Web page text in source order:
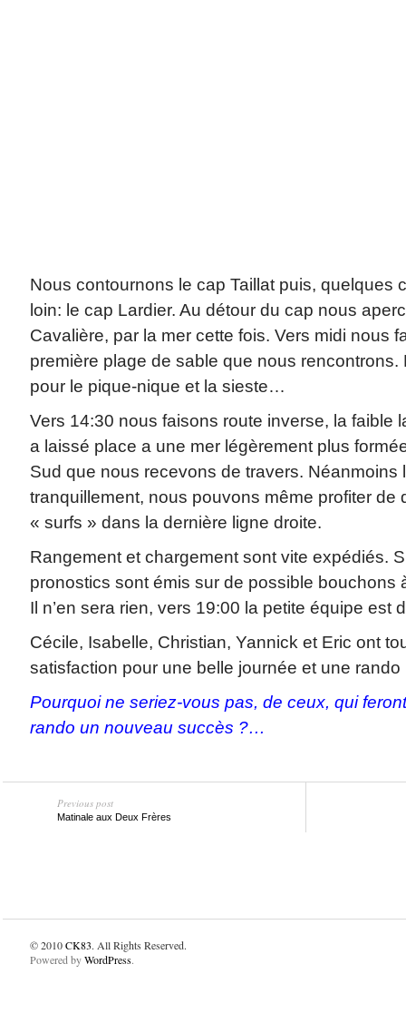
Nous contournons le cap Taillat puis, quelques
loin: le cap Lardier. Au détour du cap nous
Cavalière, par la mer cette fois. Vers midi nous
première plage de sable que nous rencontrons.
pour le pique-nique et la sieste…
Vers 14:30 nous faisons route inverse, la faible
a laissé place a une mer légèrement plus
Sud que nous recevons de travers. Néanmoins
tranquillement, nous pouvons même profiter de
« surfs » dans la dernière ligne droite.
Rangement et chargement sont vite expédiés.
pronostics sont émis sur de possible bouchons
Il n’en sera rien, vers 19:00 la petite équipe est
Cécile, Isabelle, Christian, Yannick et Eric ont
satisfaction pour une belle journée et une rando
Pourquoi ne seriez-vous pas, de ceux, qui
rando un nouveau succès ?…
Previous post
Matinale aux Deux Frères
© 2010CK83. All Rights Reserved.
Powered byWordPress.